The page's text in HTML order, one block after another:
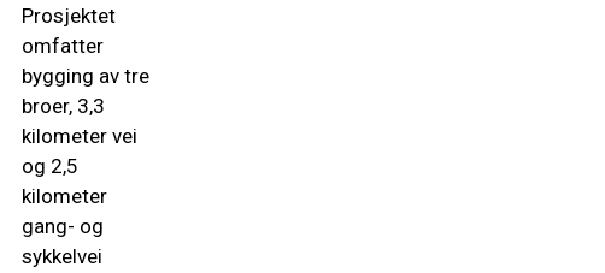
Prosjektet
omfatter
bygging av tre
broer, 3,3
kilometer vei
og 2,5
kilometer
gang- og
sykkelvei